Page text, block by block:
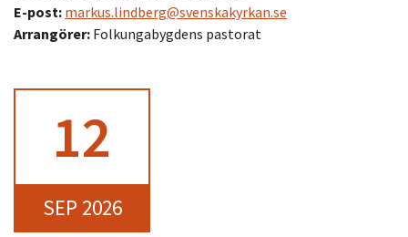
E-post: markus.lindberg@svenskakyrkan.se
Arrangörer: Folkungabygdens pastorat
12
SEP 2026